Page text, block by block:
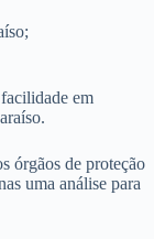
em
órgãos de proteção
uma análise para